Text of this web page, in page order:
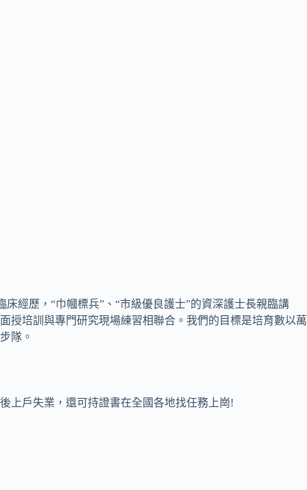
經歷，“巾幗標兵”、“市級優良護士”的資深護士長親臨講
授培訓與專門研究現場練習相聯合。我們的目標是培育數以萬
隊。
上戶失業，還可持證書在全國各地找任務上崗!